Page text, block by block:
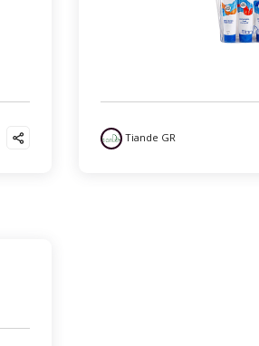
Tiande GR